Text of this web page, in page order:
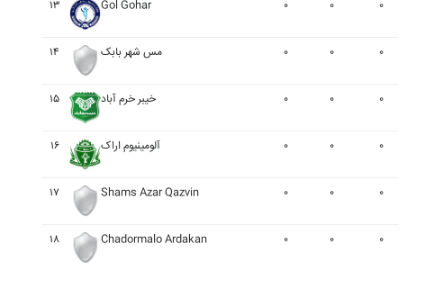
۱۳ Gol Gohar ۰ ۰ ۰
۱۴ مس شهر بابک ۰ ۰ ۰
۱۵ خيبر خرم آباد ۰ ۰ ۰
۱۶ آلومينيوم اراک ۰ ۰ ۰
۱۷ Shams Azar Qazvin ۰ ۰ ۰
۱۸ Chadormalo Ardakan ۰ ۰ ۰